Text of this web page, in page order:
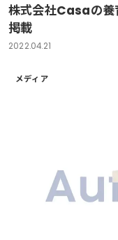
株式会社Casaの養
掲載
2022.04.21
メディア